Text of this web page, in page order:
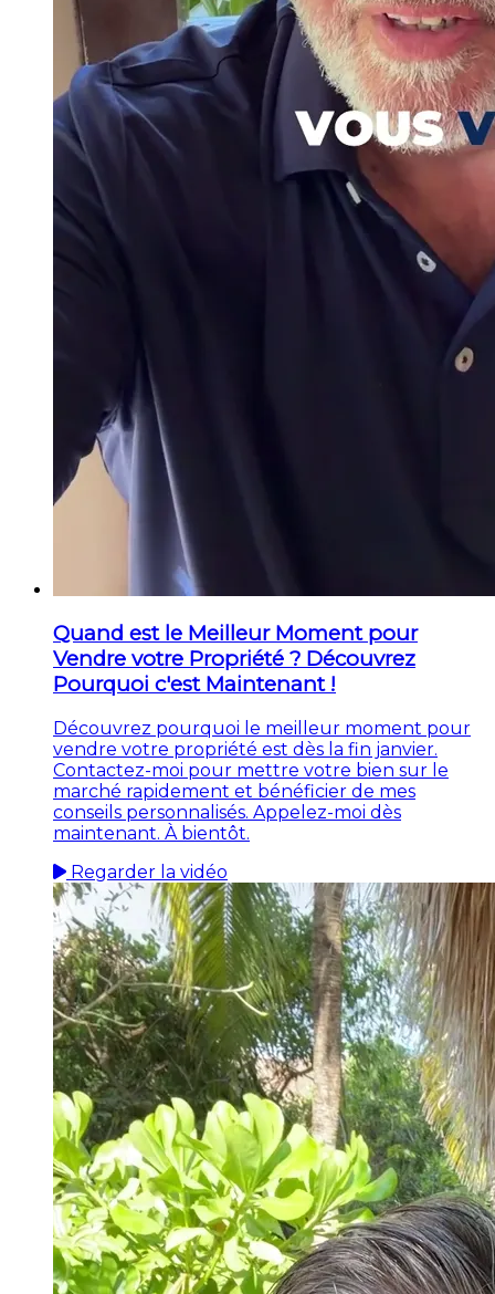
Quand est le Meilleur Moment pour
Vendre votre Propriété ? Découvrez
Pourquoi c'est Maintenant !
Découvrez pourquoi le meilleur moment pour
vendre votre propriété est dès la fin janvier.
Contactez-moi pour mettre votre bien sur le
marché rapidement et bénéficier de mes
conseils personnalisés. Appelez-moi dès
maintenant. À bientôt.
Regarder la vidéo